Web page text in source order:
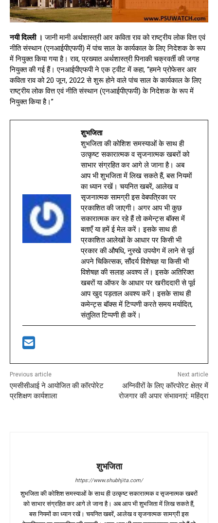
नयी दिल्ली । जानी मानी अर्थशास्त्री आर कविता राव को राष्ट्रीय लोक वित्त एवं
नीति संस्थान (एनआईपीएफपी) में पांच साल के कार्यकाल के लिए निदेशक के रूप
में नियुक्त किया गया है। राव, प्रख्यात अर्थशास्त्री पिनाकी चक्रवर्ती की जगह
नियुक्त की गई हैं। एनआईपीएफपी ने एक ट्वीट में कहा, “हमने प्रोफेसर आर
कविता राव को 20 जून, 2022 से शुरू होने वाले पांच साल के कार्यकाल के लिए
राष्ट्रीय लोक वित्त एवं नीति संस्थान (एनआईपीएफपी) के निदेशक के रूप में
नियुक्त किया है।”
शुभजिता
शुभजिता की कोशिश समस्याओं के साथ ही
उत्कृष्ट सकारात्मक व सृजनात्मक खबरों को
साभार संग्रहित कर आगे ले जाना है। अब
आप भी शुभजिता में लिख सकते हैं, बस नियमों
का ध्यान रखें। चयनित खबरें, आलेख व
सृजनात्मक सामग्री इस वेबपत्रिका पर
प्रकाशित की जाएगी। अगर आप भी कुछ
सकारात्मक कर रहे हैं तो कमेन्ट्स बॉक्स में
बताएँ या हमें ई मेल करें। इसके साथ ही
प्रकाशित आलेखों के आधार पर किसी भी
प्रकार की औषधि, नुस्खे उपयोग में लाने से पूर्व
अपने चिकित्सक, सौंदर्य विशेषज्ञ या किसी भी
विशेषज्ञ की सलाह अवश्य लें। इसके अतिरिक्त
खबरों या ऑफर के आधार पर खरीददारी से पूर्व
आप खुद पड़ताल अवश्य करें। इसके साथ ही
कमेन्ट्स बॉक्स में टिप्पणी करते समय मर्यादित,
संतुलित टिप्पणी ही करें।
Previous article
एमसीसीआई ने आयोजित की कॉरपोरेट
प्रशिक्षण कार्यशाला
Next article
अग्निवीरों के लिए कॉरपोरेट क्षेत्र में
रोजगार की अपार संभावनाएं: महिंद्रा
शुभजिता
https://www.shubhjita.com/
शुभजिता की कोशिश समस्याओं के साथ ही उत्कृष्ट सकारात्मक व सृजनात्मक खबरों
को साभार संग्रहित कर आगे ले जाना है। अब आप भी शुभजिता में लिख सकते हैं,
बस नियमों का ध्यान रखें। चयनित खबरें, आलेख व सृजनात्मक सामग्री इस